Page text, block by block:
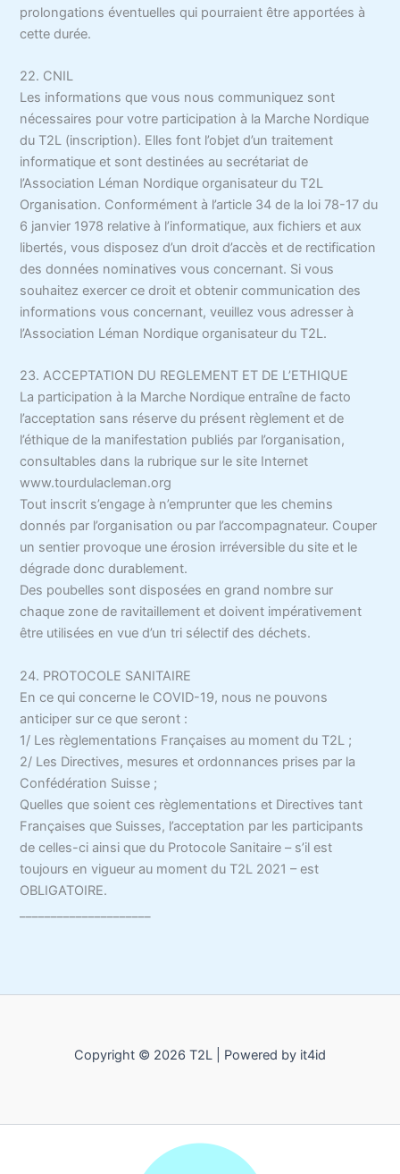
prolongations éventuelles qui pourraient être apportées à
cette durée.
22. CNIL
Les informations que vous nous communiquez sont
nécessaires pour votre participation à la Marche Nordique
du T2L (inscription). Elles font l’objet d’un traitement
informatique et sont destinées au secrétariat de
l’Association Léman Nordique organisateur du T2L
Organisation. Conformément à l’article 34 de la loi 78-17 du
6 janvier 1978 relative à l’informatique, aux fichiers et aux
libertés, vous disposez d’un droit d’accès et de rectification
des données nominatives vous concernant. Si vous
souhaitez exercer ce droit et obtenir communication des
informations vous concernant, veuillez vous adresser à
l’Association Léman Nordique organisateur du T2L.
23. ACCEPTATION DU REGLEMENT ET DE L’ETHIQUE
La participation à la Marche Nordique entraîne de facto
l’acceptation sans réserve du présent règlement et de
l’éthique de la manifestation publiés par l’organisation,
consultables dans la rubrique sur le site Internet
www.tourdulacleman.org
Tout inscrit s’engage à n’emprunter que les chemins
donnés par l’organisation ou par l’accompagnateur. Couper
un sentier provoque une érosion irréversible du site et le
dégrade donc durablement.
Des poubelles sont disposées en grand nombre sur
chaque zone de ravitaillement et doivent impérativement
être utilisées en vue d’un tri sélectif des déchets.
24. PROTOCOLE SANITAIRE
En ce qui concerne le COVID-19, nous ne pouvons
anticiper sur ce que seront :
1/ Les règlementations Françaises au moment du T2L ;
2/ Les Directives, mesures et ordonnances prises par la
Confédération Suisse ;
Quelles que soient ces règlementations et Directives tant
Françaises que Suisses, l’acceptation par les participants
de celles-ci ainsi que du Protocole Sanitaire – s’il est
toujours en vigueur au moment du T2L 2021 – est
OBLIGATOIRE.
Copyright © 2026 T2L | Powered by it4id